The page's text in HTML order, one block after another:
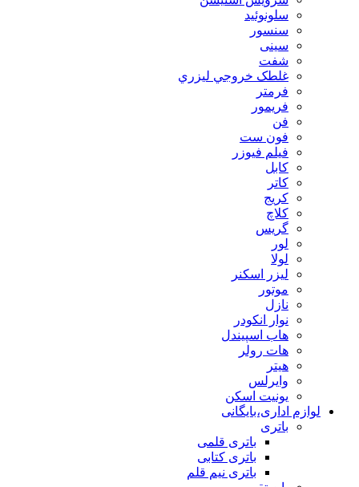
سلونوئید
سنسور
سینی
شفت
غلطک خروجي ليزري
فرمتر
فریمور
فن
فون ست
فیلم فیوزر
کابل
کاتر
کریج
کلاچ
گریس
لور
لولا
لیزر اسکنر
موتور
نازل
نوار انکودر
هاب اسپیندل
هات رولر
هیتر
وایرلس
یونیت اسکن
لوازم اداری،بایگانی
باتری
باتری قلمی
باتری کتابی
باتری نیم قلم